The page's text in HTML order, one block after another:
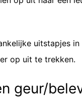
uitstapjes in
op uit te trekken.
geur/